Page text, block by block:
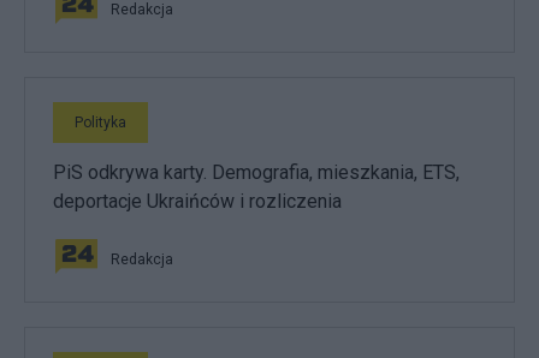
Redakcja
Polityka
PiS odkrywa karty. Demografia, mieszkania, ETS,
deportacje Ukraińców i rozliczenia
Redakcja